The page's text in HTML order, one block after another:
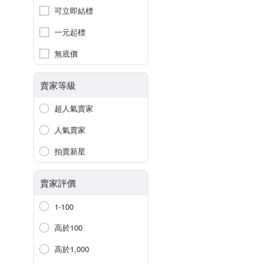
可立即結標
一元起標
無底價
賣家等級
超人氣賣家
人氣賣家
拍賣新星
賣家評價
1-100
高於100
高於1,000